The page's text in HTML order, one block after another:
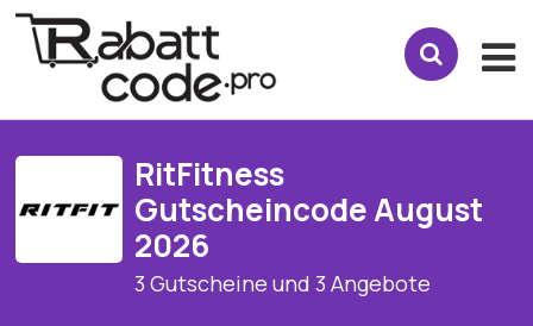
RitFitness
Gutscheincode August
2026
3 Gutscheine und 3 Angebote